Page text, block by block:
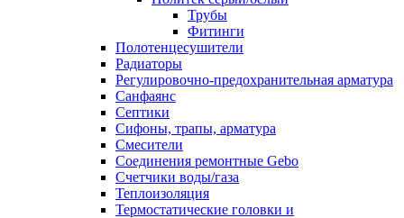
Трубы
Фитинги
Полотенцесушители
Радиаторы
Регулировочно-предохранительная арматура
Санфаянс
Септики
Сифоны, трапы, арматура
Смесители
Соединения ремонтные Gebo
Счетчики воды/газа
Теплоизоляция
Термостатические головки и